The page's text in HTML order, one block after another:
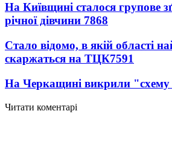
На Київщині сталося групове
річної дівчини 7868
Стало відомо, в якій області
скаржаться на ТЦК7591
На Черкащині викрили
Читати коментарі